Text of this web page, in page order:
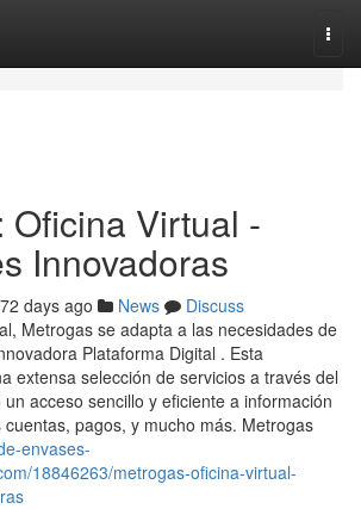
Oficina Virtual -
Innovadoras
days ago News
Discuss
Metrogas se adapta a las necesidades de
Plataforma Digital . Esta
extensa selección de servicios a través del
acceso sencillo y eficiente a información
pagos, y mucho más. Metrogas
envases-
18846263/metrogas-oficina-virtual-